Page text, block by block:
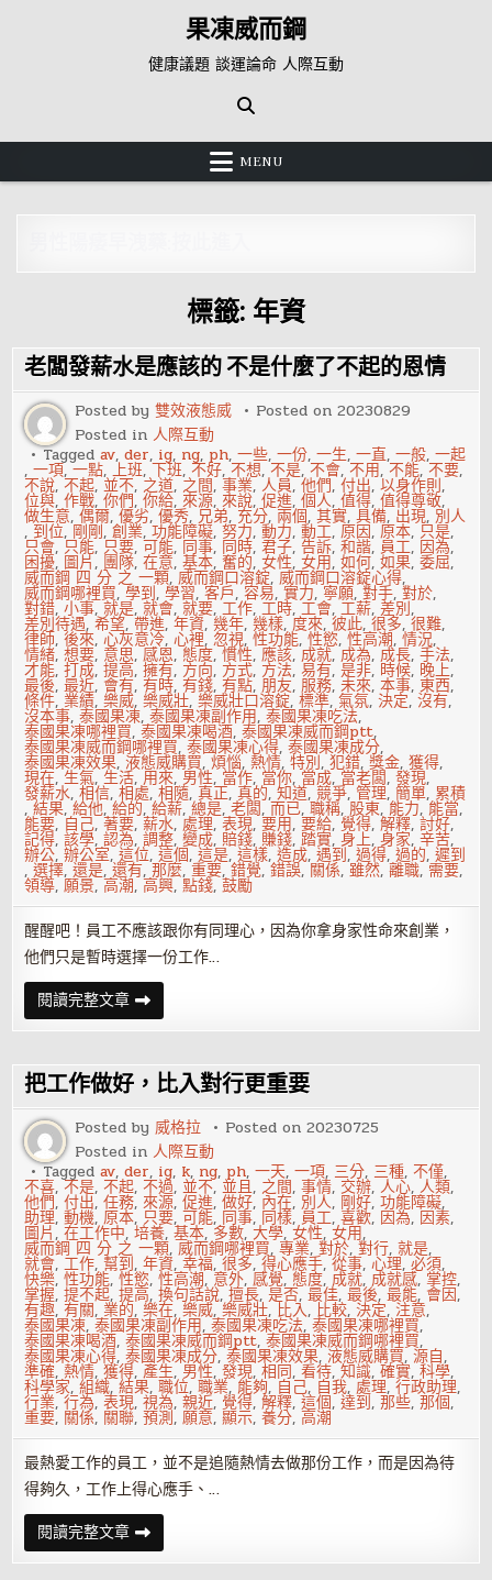
果凍威而鋼
健康議題 談運論命 人際互動
MENU
標籤: 年資
老闆發薪水是應該的 不是什麼了不起的恩情
Posted by雙效液態威 Posted on20230829
Posted in人際互動
Taggedav,der, ig, ng, ph,一些,一份,一生,一直,一般,一起
,一項,一點,上班,下班,不好,不想,不是,不會,不用,不能,不要,
不說,不起,並不, 之道, 之間,事業,人員,他們,付出,以身作則,
位與,作戰,你們,你給,來源,來說,促進,個人,值得,值得尊敬,
做生意,偶爾,優劣,優秀, 兄弟, 充分, 兩個,其實,具備, 出現, 別人
, 到位, 剛剛,創業,功能障礙,努力,動力,動工,原因,原本, 只是,
只會, 只能, 只要,可能, 同事, 同時,君子,告訴,和諧, 員工, 因為,
困擾, 圖片, 團隊,在意,基本,奮的,女性,女用,如何,如果,委屈,
威而鋼 四 分 之 一顆,威而鋼口溶錠,威而鋼口溶錠心得,
威而鋼哪裡買,學到,學習,客戶,容易,實力, 寧願,對手,對於,
對錯,小事,就是,就會,就要,工作,工時,工會,工薪,差別,
差別待遇,希望,帶進,年資,幾年,幾樣,度來,彼此,很多,很難,
律師,後來,心灰意冷,心裡,忽視,性功能,性慾,性高潮,情況,
情緒,想要, 意思,感恩, 態度,慣性,應該, 成就, 成為, 成長,手法,
才能,打成,提高,擁有, 方向, 方式, 方法,易有,是非, 時候, 晚上,
最後,最近, 會有,有時,有錢,有點,朋友,服務,未來,本事,東西,
條件, 業績,樂威,樂威壯,樂威壯口溶錠,標準,氣氛,決定,沒有,
沒本事,泰國果凍,泰國果凍副作用,泰國果凍吃法,
泰國果凍哪裡買,泰國果凍喝酒,泰國果凍威而鋼ptt,
泰國果凍威而鋼哪裡買,泰國果凍心得,泰國果凍成分,
泰國果凍效果,液態威購買,煩惱,熱情,特別,犯錯,獎金,獲得,
現在,生氣,生活, 用來, 男性, 當作, 當你, 當成, 當老闆,發現,
發薪水,相信,相處,相隨,真正,真的,知道,競爭,管理,簡單, 累積
,結果,給他,給的,給薪,總是,老闆,而已,職稱,股東, 能力, 能當,
能要, 自己,著要,薪水,處理,表現,要用,要給, 覺得,解釋,討好,
記得,該學,認為,調整,變成,賠錢, 賺錢,踏實,身上,身家,辛苦,
辦公,辦公室,這位,這個,這是,這樣,造成,遇到,過得,過的,遲到
,選擇,還是,還有,那麼,重要,錯覺,錯誤, 關係,雖然,離職, 需要,
領導,願景,高潮,高興,點錢,鼓勵
醒醒吧！員工不應該跟你有同理心，因為你拿身家性命來創業，
他們只是暫時選擇一份工作…
閱讀完整文章老
闆
發
水
是
應
該
的
不
是
什
麼
了
不
起
的
恩
情
把工作做好，比入對行更重要
Posted by威格拉 Posted on20230725
Posted in人際互動
Taggedav,der, ig, k, ng, ph,一天,一項, 三分, 三種,不僅,
不喜,不是,不起,不過,並不,並且, 之間,事情, 交辦,人心,人類,
他們,付出,任務,來源,促進,做好, 內在, 別人, 剛好,功能障礙,
助理,動機,原本, 只要,可能, 同事, 同樣, 員工,喜歡, 因為, 因素,
圖片,在工作中,培養,基本, 多數,大學,女性,女用,
威而鋼 四 分 之 一顆,威而鋼哪裡買,專業,對於,對行,就是,
就會,工作,幫到,年資,幸福,很多,得心應手,從事,心理,必須,
快樂,性功能,性慾,性高潮, 意外,感覺, 態度, 成就, 成就感,掌控,
掌握,提不起,提高,換句話說,擅長,是否,最佳,最後,最能, 會因,
有趣,有關, 業的,樂在,樂威,樂威壯, 比入, 比較,決定, 注意,
泰國果凍,泰國果凍副作用,泰國果凍吃法,泰國果凍哪裡買,
泰國果凍喝酒,泰國果凍威而鋼ptt,泰國果凍威而鋼哪裡買,
泰國果凍心得,泰國果凍成分,泰國果凍效果,液態威購買,源自,
準確,熱情,獲得,產生, 男性,發現,相同,看待,知識,確實,科學,
科學家,組織,結果,職位,職業, 能夠, 自己, 自我, 處理,行政助理,
行業,行為,表現,視為,親近, 覺得,解釋,這個,達到,那些,那個,
重要, 關係, 關聯,預測,願意,顯示,養分,高潮
最熱愛工作的員工，並不是追隨熱情去做那份工作，而是因為待
得夠久，工作上得心應手、…
閱讀完整文章把
工
作